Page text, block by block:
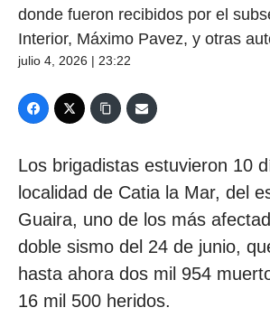
donde fueron recibidos por el
Interior, Máximo Pavez, y otras
julio 4, 2026 | 23:22
Los brigadistas estuvieron 10
localidad de Catia la Mar, del
Guaira, uno de los más
doble sismo del 24 de junio,
hasta ahora dos mil 954
16 mil 500 heridos.